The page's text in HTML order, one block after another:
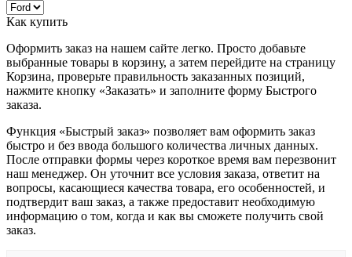
Как купить
Оформить заказ на нашем сайте легко. Просто добавьте
выбранные товары в корзину, а затем перейдите на страницу
Корзина, проверьте правильность заказанных позиций,
нажмите кнопку «Заказать» и заполните форму Быстрого
заказа.
Функция «Быстрый заказ» позволяет вам оформить заказ
быстро и без ввода большого количества личных данных.
После отправки формы через короткое время вам перезвонит
наш менеджер. Он уточнит все условия заказа, ответит на
вопросы, касающиеся качества товара, его особенностей, и
подтвердит ваш заказ, а также предоставит необходимую
информацию о том, когда и как вы сможете получить свой
заказ.